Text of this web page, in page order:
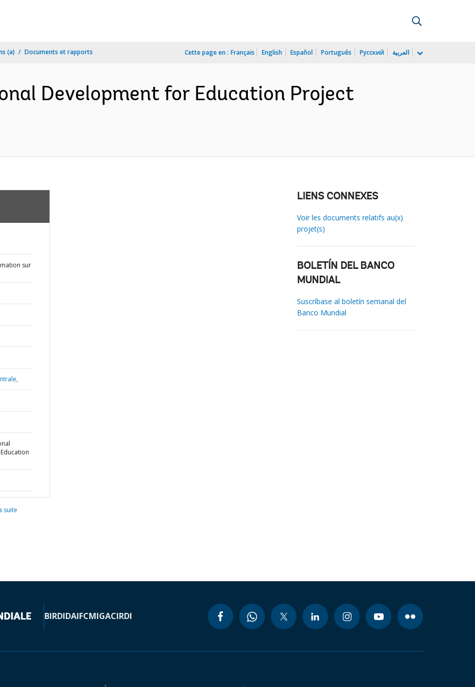
(a) Documents et rapports Cette page en : Français English Español Português Русский العربية
Development for Education Project
sur
suite
LIENS CONNEXES
Voir les documents relatifs au(x)
projet(s)
BOLETÍN DEL BANCO
MUNDIAL
Suscríbase al boletín semanal del
Banco Mundial
BIRDIDAIFCMIGACIRDI